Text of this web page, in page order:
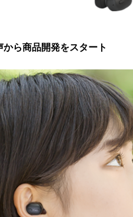
ら商品開発をスタート